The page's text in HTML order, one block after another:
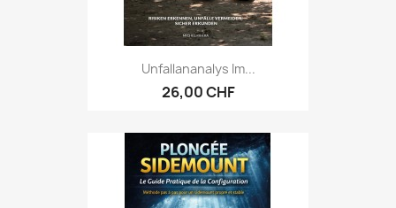
Unfallananalys Im...
26,00 CHF